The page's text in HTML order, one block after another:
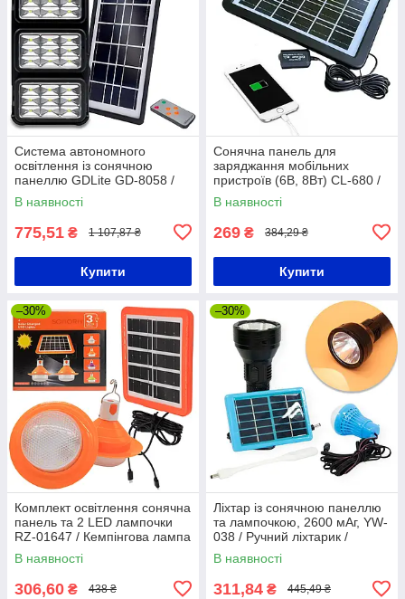
Система автономного
освітлення із сонячною
панеллю GDLite GD-8058 /
Портативна сонячна станція
В наявності
775,51 ₴ 1 107,87 ₴
Купити
Сонячна панель для
заряджання мобільних
пристроїв (6В, 8Вт) CL-680 /
Універсальна панель для
зарядки гаджетів
В наявності
269 ₴ 384,29 ₴
Купити
–30%
Комплект освітлення сонячна
панель та 2 LED лампочки
RZ-01647 / Кемпінгова лампа
прожектор
В наявності
306,60 ₴ 438 ₴
–30%
Ліхтар із сонячною панеллю
та лампочкою, 2600 мАг, YW-
038 / Ручний ліхтарик /
Автономна сонячна станція
В наявності
311,84 ₴ 445,49 ₴